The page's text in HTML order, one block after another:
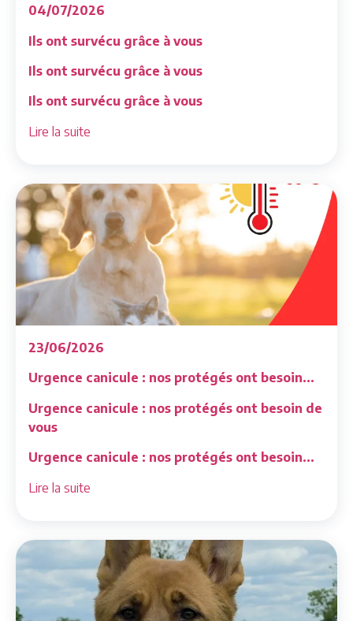
04/07/2026
Ils ont survécu grâce à vous
Ils ont survécu grâce à vous
Ils ont survécu grâce à vous
Lire la suite
23/06/2026
Urgence canicule : nos protégés ont besoin...
Urgence canicule : nos protégés ont besoin de
vous
Urgence canicule : nos protégés ont besoin...
Lire la suite